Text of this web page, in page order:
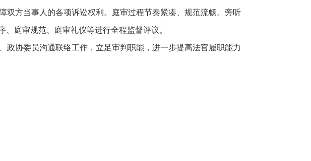
双方当事人的各项诉讼权利。庭审过程节奏紧凑、规范流畅。旁听
庭审规范、庭审礼仪等进行全程监督评议。
协委员沟通联络工作，立足审判职能，进一步提高法官履职能力